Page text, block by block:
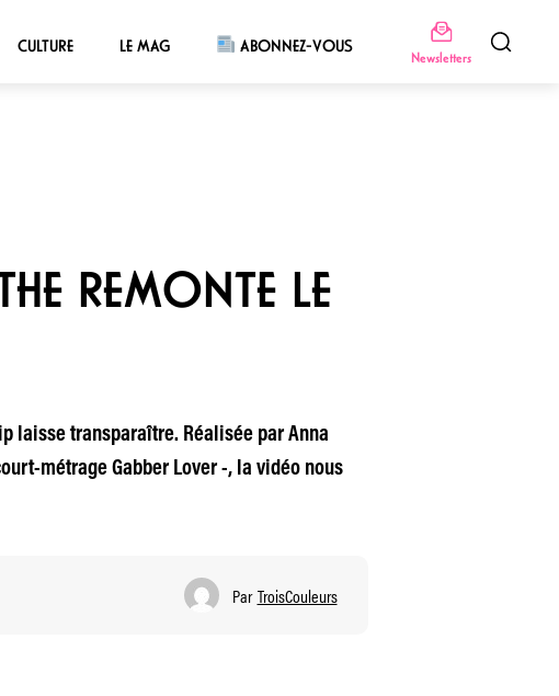
CULTURE LE MAG ABONNEZ-VOUS
Newsletters
REMONTE LE
laisse transparaître. Réalisée par Anna
métrage Gabber Lover -, la vidéo nous
Par TroisCouleurs